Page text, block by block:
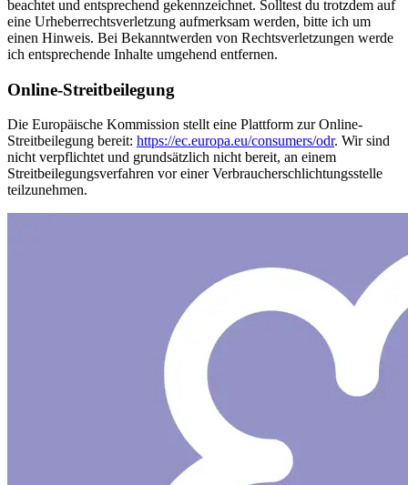
beachtet und entsprechend gekennzeichnet. Solltest du trotzdem auf
eine Urheberrechtsverletzung aufmerksam werden, bitte ich um
einen Hinweis. Bei Bekanntwerden von Rechtsverletzungen werde
ich entsprechende Inhalte umgehend entfernen.
Online-Streitbeilegung
Die Europäische Kommission stellt eine Plattform zur Online-
Streitbeilegung bereit: https://ec.europa.eu/consumers/odr. Wir sind
nicht verpflichtet und grundsätzlich nicht bereit, an einem
Streitbeilegungsverfahren vor einer Verbraucherschlichtungsstelle
teilzunehmen.